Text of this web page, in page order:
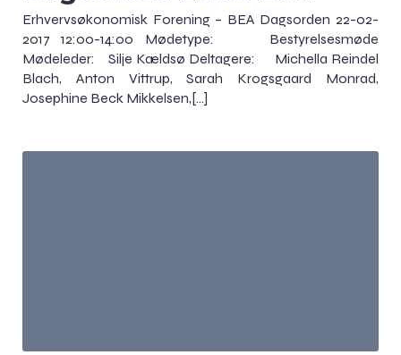
Erhvervsøkonomisk Forening – BEA Dagsorden 22-02-
2017 12:00-14:00 Mødetype: Bestyrelsesmøde
Mødeleder: Silje Kældsø Deltagere: Michella Reindel
Blach, Anton Vittrup, Sarah Krogsgaard Monrad,
Josephine Beck Mikkelsen,[…]